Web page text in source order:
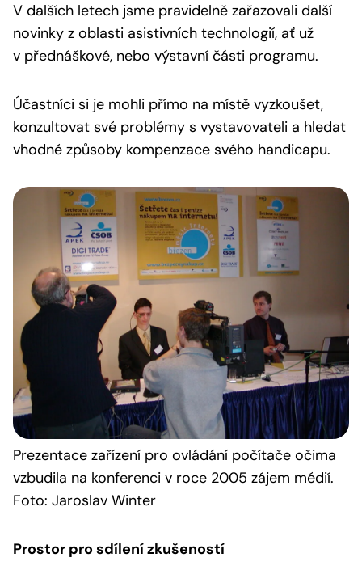
V dalších letech jsme pravidelně zařazovali další
novinky z oblasti asistivních technologií, ať už
v přednáškové, nebo výstavní části programu.
Účastníci si je mohli přímo na místě vyzkoušet,
konzultovat své problémy s vystavovateli a hledat
vhodné způsoby kompenzace svého handicapu.
Prezentace zařízení pro ovládání počítače očima
vzbudila na konferenci v roce 2005 zájem médií.
Foto: Jaroslav Winter
Prostor pro sdílení zkušeností